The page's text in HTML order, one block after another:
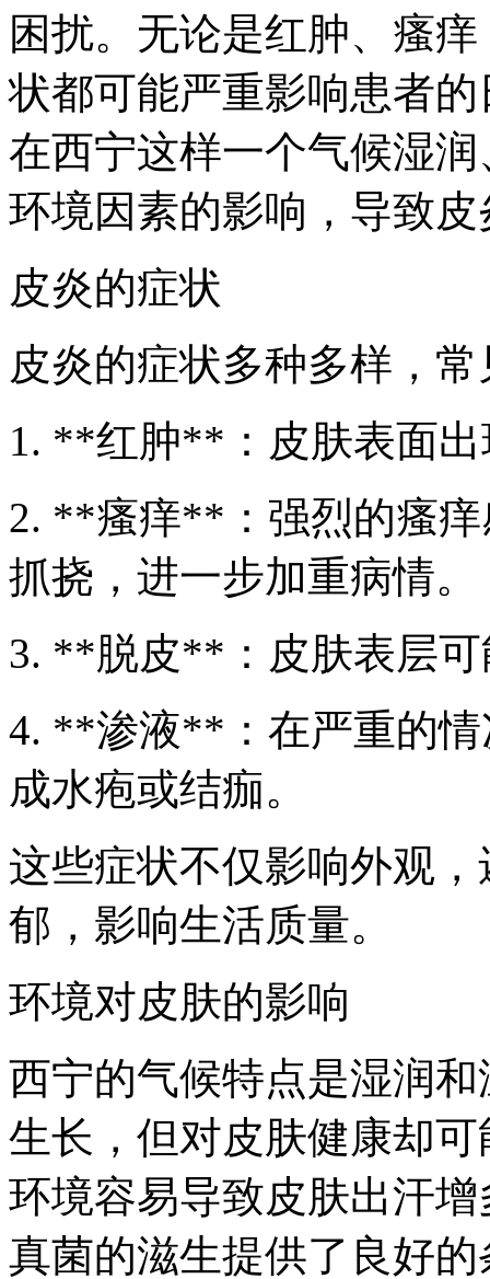
困扰。无论是红肿、瘙
状都可能严重影响患者
在西宁这样一个气候湿
环境因素的影响，导致
皮炎的症状
皮炎的症状多种多样，
1. **红肿**：皮肤表面
2. **瘙痒**：强烈的瘙
抓挠，进一步加重病情。
3. **脱皮**：皮肤表层
4. **渗液**：在严重的
成水疱或结痂。
这些症状不仅影响外观
郁，影响生活质量。
环境对皮肤的影响
西宁的气候特点是湿润
生长，但对皮肤健康却
环境容易导致皮肤出汗
真菌的滋生提供了良好